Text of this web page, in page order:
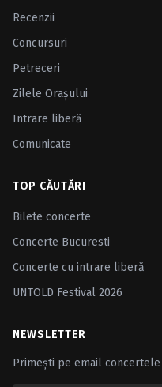
Recenzii
Concursuri
Petreceri
Zilele Oraşului
Intrare liberă
Comunicate
TOP CĂUTĂRI
Bilete concerte
Concerte Bucuresti
Concerte cu intrare liberă
UNTOLD Festival 2026
NEWSLETTER
Primești pe email